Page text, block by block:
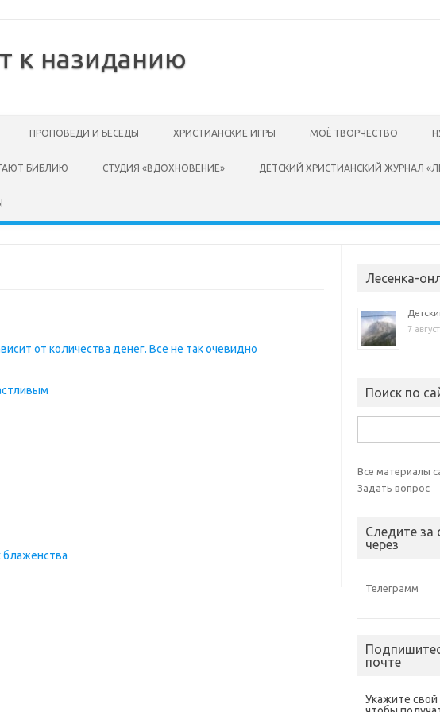
к назиданию
ПРОПОВЕДИ И БЕСЕДЫ ХРИСТИАНСКИЕ ИГРЫ МОЁ ТВОРЧЕСТВО
БИБЛИЮ СТУДИЯ «ВДОХНОВЕНИЕ» ДЕТСКИЙ ХРИСТИАНСКИЙ ЖУРНАЛ
от количества денег. Все не так очевидно
блаженства
Лесенка-
7
Поиск по
Все материалы
Задать вопрос
Следите за
через
Телеграмм
почте
Укажите